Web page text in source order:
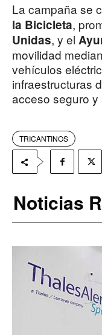
La campaña se
la Bicicleta,
Unidas, y el
movilidad
vehículos
infraestructuras
acceso seguro y
TRICANTINOS
Noticias